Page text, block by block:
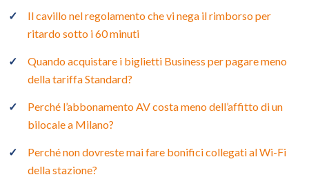
Il cavillo nel regolamento che vi nega il rimborso per
ritardo sotto i 60 minuti
Quando acquistare i biglietti Business per pagare meno
della tariffa Standard?
Perché l’abbonamento AV costa meno dell’affitto di un
bilocale a Milano?
Perché non dovreste mai fare bonifici collegati al Wi-Fi
della stazione?